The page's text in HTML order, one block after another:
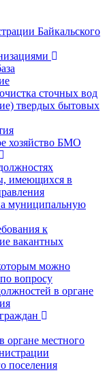
Байкальского
сточных вод
твердых бытовых
хозяйство БМО
имеющихся в
муниципальную
к
вакантных
можно
вопросу
в органе
органе местного
поселения